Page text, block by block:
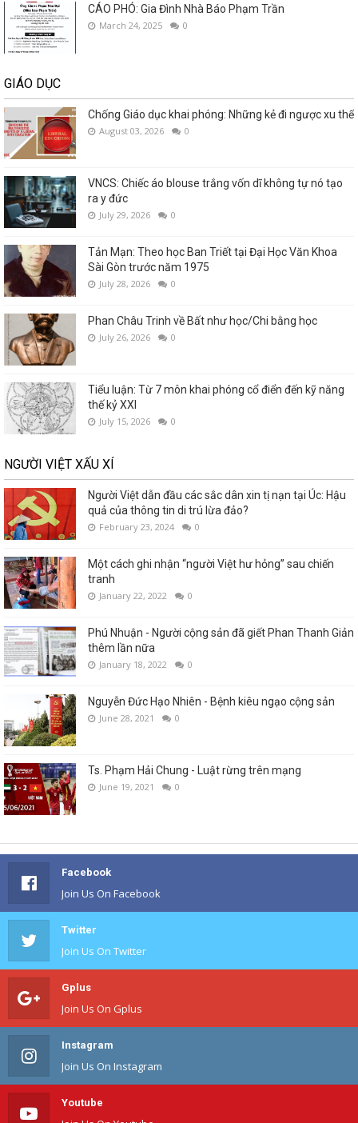
CÁO PHÓ: Gia Đình Nhà Báo Phạm Trần
March 24, 2025 0
GIÁO DỤC
Chống Giáo dục khai phóng: Những kẻ đi ngược xu thế
August 03, 2026 0
VNCS: Chiếc áo blouse trắng vốn dĩ không tự nó tạo
ra y đức
July 29, 2026 0
Tản Mạn: Theo học Ban Triết tại Đại Học Văn Khoa
Sài Gòn trước năm 1975
July 28, 2026 0
Phan Châu Trinh về Bất như học/Chi bằng học
July 26, 2026 0
Tiểu luận: Từ 7 môn khai phóng cổ điển đến kỹ năng
thế kỷ XXI
July 15, 2026 0
NGƯỜI VIỆT XẤU XÍ
Người Việt dẫn đầu các sắc dân xin tị nạn tại Úc: Hậu
quả của thông tin di trú lừa đảo?
February 23, 2024 0
Một cách ghi nhận “người Việt hư hỏng” sau chiến
tranh
January 22, 2022 0
Phú Nhuận - Người cộng sản đã giết Phan Thanh Giản
thêm lần nữa
January 18, 2022 0
Nguyễn Đức Hạo Nhiên - Bệnh kiêu ngạo cộng sản
June 28, 2021 0
Ts. Phạm Hải Chung - Luật rừng trên mạng
June 19, 2021 0
Facebook
Join Us On Facebook
Twitter
Join Us On Twitter
Gplus
Join Us On Gplus
Instagram
Join Us On Instagram
Youtube